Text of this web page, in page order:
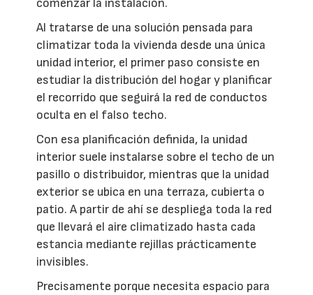
comenzar la instalación.
Al tratarse de una solución pensada para
climatizar toda la vivienda desde una única
unidad interior, el primer paso consiste en
estudiar la distribución del hogar y planificar
el recorrido que seguirá la red de conductos
oculta en el falso techo.
Con esa planificación definida, la unidad
interior suele instalarse sobre el techo de un
pasillo o distribuidor, mientras que la unidad
exterior se ubica en una terraza, cubierta o
patio. A partir de ahí se despliega toda la red
que llevará el aire climatizado hasta cada
estancia mediante rejillas prácticamente
invisibles.
Precisamente porque necesita espacio para